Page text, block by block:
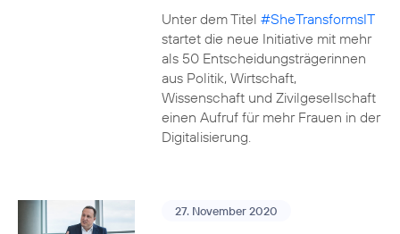
Unter dem Titel #SheTransformsIT
startet die neue Initiative mit mehr
als 50 Entscheidungsträgerinnen
aus Politik, Wirtschaft,
Wissenschaft und Zivilgesellschaft
einen Aufruf für mehr Frauen in der
Digitalisierung.
27. November 2020